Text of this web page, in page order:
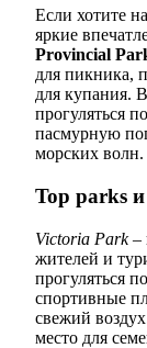
Если хотите
яркие
Provincial
для пикника,
для купания.
прогуляться
пасмурную
морских волн.
Top parks
Victoria Park–
жителей и
прогуляться
спортивные
свежий
место для